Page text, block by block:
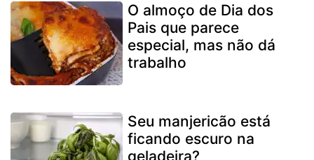
O almoço de Dia dos
Pais que parece
especial, mas não dá
trabalho
Seu manjericão está
ficando escuro na
geladeira?